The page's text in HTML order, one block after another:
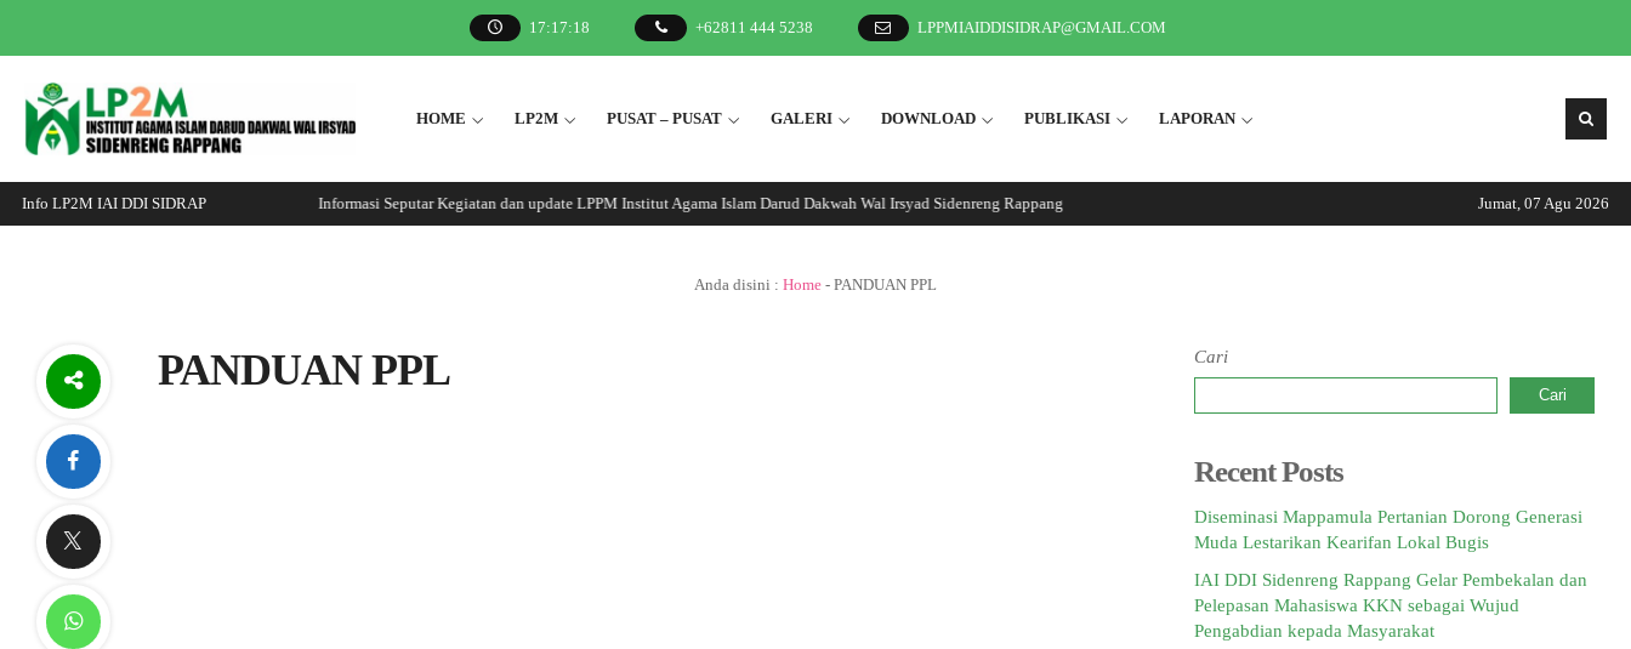
17:17:18 +62811 444 5238 LPPMIAIDDISIDRAP@GMAIL.COM
HOME LP2M PUSAT – PUSAT GALERI DOWNLOAD PUBLIKASI LAPORAN
Info LP2M IAI DDI SIDRAP Jumat, 07 Agu 2026
Informasi
Informasi Seputar Kegiatan dan update LPPM Institut Agama Islam Darud Dakwah Wal Irsyad Sidenreng Rappang
Anda disini : Home - PANDUAN PPL
PANDUAN PPL Cari
Cari
Recent Posts
Diseminasi Mappamula Pertanian Dorong Generasi
Muda Lestarikan Kearifan Lokal Bugis
IAI DDI Sidenreng Rappang Gelar Pembekalan dan
Pelepasan Mahasiswa KKN sebagai Wujud
Pengabdian kepada Masyarakat